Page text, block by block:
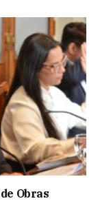
Obras